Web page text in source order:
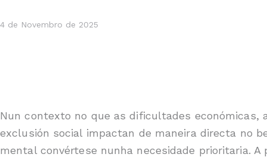
4 de Novembro de 2025
Nun contexto no que as dificultades económicas,
exclusión social impactan de maneira directa no
mental convértese nunha necesidade prioritaria. A